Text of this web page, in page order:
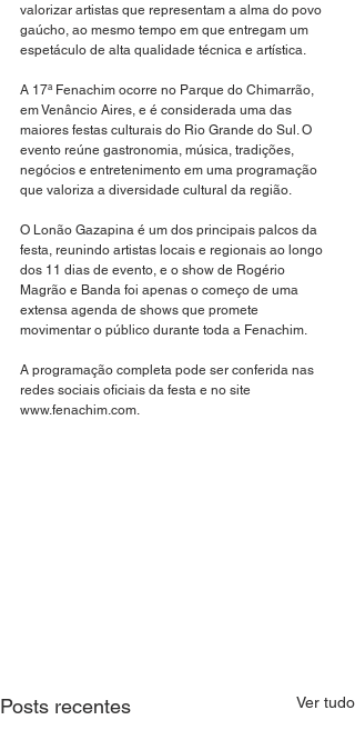
valorizar artistas que representam a alma do povo
gaúcho, ao mesmo tempo em que entregam um
espetáculo de alta qualidade técnica e artística.
A 17ª Fenachim ocorre no Parque do Chimarrão,
em Venâncio Aires, e é considerada uma das
maiores festas culturais do Rio Grande do Sul. O
evento reúne gastronomia, música, tradições,
negócios e entretenimento em uma programação
que valoriza a diversidade cultural da região.
O Lonão Gazapina é um dos principais palcos da
festa, reunindo artistas locais e regionais ao longo
dos 11 dias de evento, e o show de Rogério
Magrão e Banda foi apenas o começo de uma
extensa agenda de shows que promete
movimentar o público durante toda a Fenachim.
A programação completa pode ser conferida nas
redes sociais oficiais da festa e no site
www.fenachim.com.
Posts recentes Ver tudo